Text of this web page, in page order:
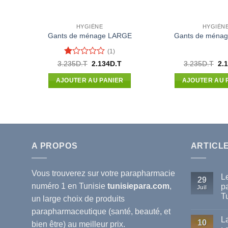
HYGIÈNE
Gants de ménage LARGE
Note
sur
5
(1)
3.235D.T Le
initial
était :
2.134D.TLe
actuel
est :
AJOUTER AU PANIER
Gants de
3.235D.T Le
AJOUTER AU
A PROPOS
Vous trouverez sur votre parapharmacie
numéro 1 en Tunisie tunisiepara.com,
un large choix de produits
parapharmaceutique (santé, beauté, et
bien être) au meilleur prix.
29
Juil
sur
10